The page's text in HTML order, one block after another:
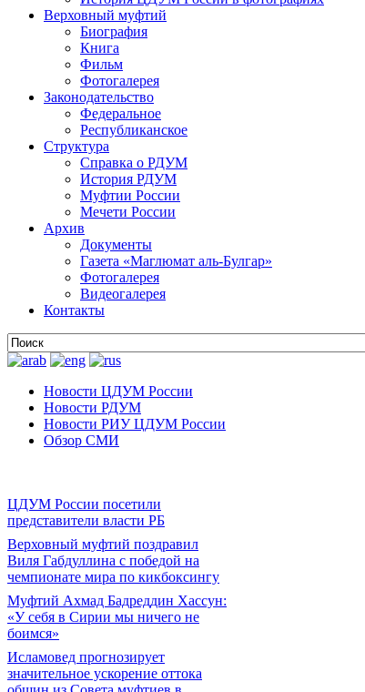
Верховный муфтий
Биография
Книга
Фильм
Фотогалерея
Законодательство
Федеральное
Республиканское
Структура
Справка о РДУМ
История РДУМ
Муфтии России
Мечети России
Архив
Документы
Газета «Маглюмат аль-Булгар»
Фотогалерея
Видеогалерея
Контакты
Новости ЦДУМ России
Новости РДУМ
Новости РИУ ЦДУМ России
Обзор СМИ
ЦДУМ России посетили
представители власти РБ
Верховный муфтий поздравил
Виля Габдуллина с победой на
чемпионате мира по кикбоксингу
Муфтий Ахмад Бадреддин Хассун:
«У себя в Сирии мы ничего не
боимся»
Исламовед прогнозирует
значительное ускорение оттока